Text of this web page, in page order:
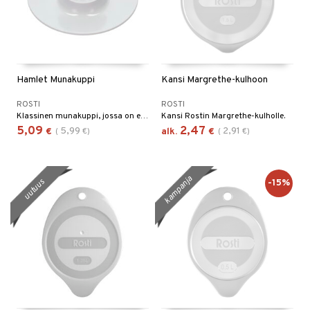
Hamlet Munakuppi
ROSTI
Klassinen munakuppi, jossa on erityisen leveä reuna esimerkiksi suolalle, pippurille ja munankuorille.
5,09 € ( 5,99 €)
Kansi Margrethe-kulhoon
ROSTI
Kansi Rostin Margrethe-kulholle.
alk. 2,47 € ( 2,91 €)
uutuus kampanja -15%